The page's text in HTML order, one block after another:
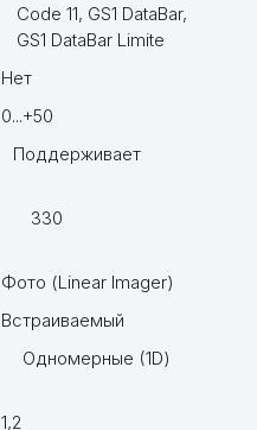
Code 11, GS1 DataBar,
GS1 DataBar Limite
Нет
0...+50
Поддерживает
330
Фото (Linear Imager)
Встраиваемый
Одномерные (1D)
1,2